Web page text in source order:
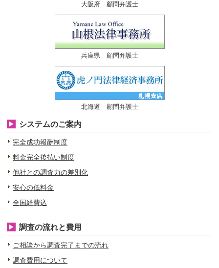
大阪府 顧問弁護士
兵庫県 顧問弁護士
北海道 顧問弁護士
システムのご案内
完全成功報酬制度
料金完全後払い制度
他社との調査力の差別化
安心の低料金
全国経費込
調査の流れと費用
ご相談から調査完了までの流れ
調査費用について